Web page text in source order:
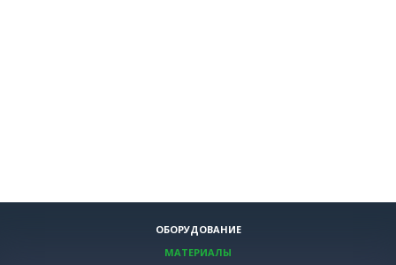
ОБОРУДОВАНИЕ
МАТЕРИАЛЫ